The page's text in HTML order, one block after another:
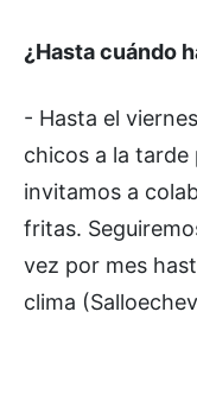
¿Hasta cuándo
- Hasta el
chicos a la tarde
invitamos a
fritas.
vez por mes
clima